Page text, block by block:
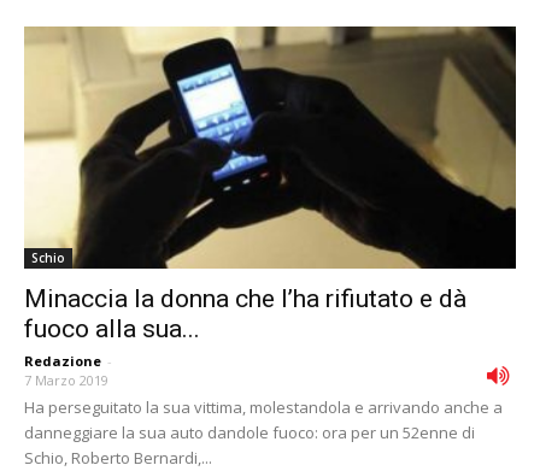
Schio
Minaccia la donna che l’ha rifiutato e dà
fuoco alla sua...
Redazione -
7 Marzo 2019
Ha perseguitato la sua vittima, molestandola e arrivando anche a
danneggiare la sua auto dandole fuoco: ora per un 52enne di
Schio, Roberto Bernardi,...